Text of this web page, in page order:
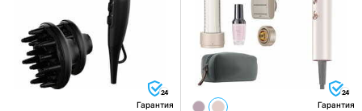
24
Гарантия
24
Гарантия